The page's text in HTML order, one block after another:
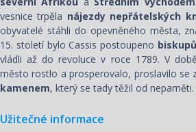
vesnice trpěla nájezdy nepřátelských
obyvatelé stáhli do opevněného města,
15. století bylo Cassis postoupeno
vládli až do revoluce v roce 1789. V době
město rostlo a prosperovalo, proslavilo se
kamenem, který se tady těžil od nepaměti.
Užitečné informace